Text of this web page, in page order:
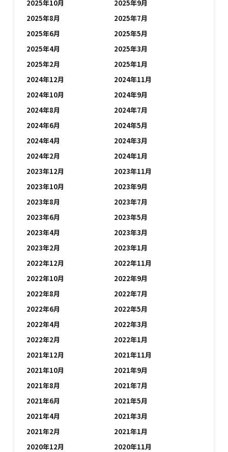
2025年10月
2025年9月
2025年8月
2025年7月
2025年6月
2025年5月
2025年4月
2025年3月
2025年2月
2025年1月
2024年12月
2024年11月
2024年10月
2024年9月
2024年8月
2024年7月
2024年6月
2024年5月
2024年4月
2024年3月
2024年2月
2024年1月
2023年12月
2023年11月
2023年10月
2023年9月
2023年8月
2023年7月
2023年6月
2023年5月
2023年4月
2023年3月
2023年2月
2023年1月
2022年12月
2022年11月
2022年10月
2022年9月
2022年8月
2022年7月
2022年6月
2022年5月
2022年4月
2022年3月
2022年2月
2022年1月
2021年12月
2021年11月
2021年10月
2021年9月
2021年8月
2021年7月
2021年6月
2021年5月
2021年4月
2021年3月
2021年2月
2021年1月
2020年12月
2020年11月